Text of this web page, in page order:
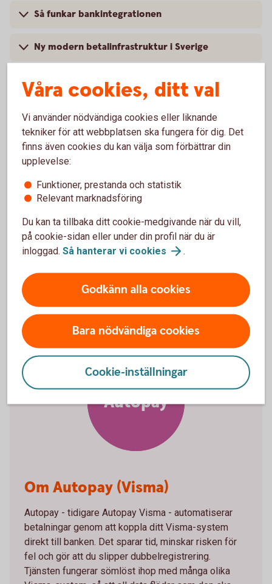
Så funkar bankintegrationen
Ny modern betalinfrastruktur i Sverige
Hantera er ekonomi på ett
enkelt,snabbtochsäkert
sätt med bankintegration.
Autopay
Om Autopay (Visma)
Autopay - tidigare Autopay Visma - automatiserar
betalningar genom att koppla ditt Visma-system
direkt till banken. Det sparar tid, minskar risken för
fel och gör att du slipper dubbelregistrering.
Tjänsten fungerar sömlöst ihop med många olika
Våra cookies, ditt val
Vi använder nödvändiga cookies eller liknande
tekniker för att webbplatsen ska fungera för dig. Det
finns även cookies du kan välja som förbättrar din
upplevelse:
Funktioner, prestanda och statistik
Relevant marknadsföring
Du kan ta tillbaka ditt cookie-medgivande när du vill,
på cookie-sidan eller under din profil när du är
inloggad. Så hanterar vi cookies .
Godkänn alla cookies
Bara nödvändiga cookies
Cookie-inställningar